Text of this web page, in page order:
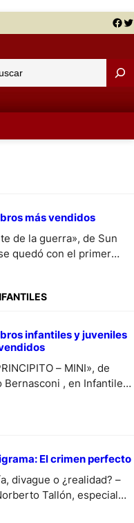
Facebook Twitter
más vendidos
de la guerra», de Sun
quedó con el primer
con «Antes de que se
julio al 2 de agosto.
infantiles y juveniles
– MINI», de
Bernasconi , en Infantiles
julio a 2 de agosto.
El crimen perfecto
divague o ¿realidad? –
Tallón, especial